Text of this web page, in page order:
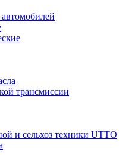
трансмиссии
и сельхоз техники UTTO